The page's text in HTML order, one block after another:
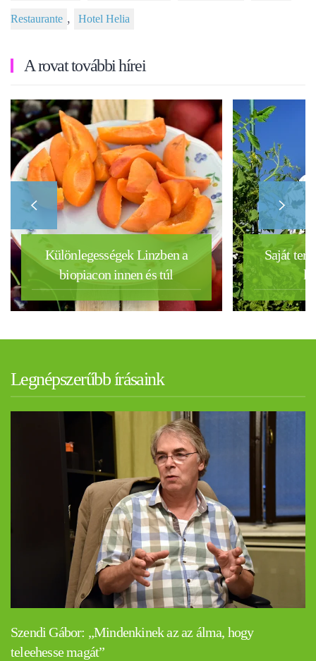
Restaurante , Hotel Helia
A rovat további hírei
Különlegességek Linzben a
biopiacon innen és túl
Saját
Legnépszerűbb írásaink
Szendi Gábor: „Mindenkinek az az álma, hogy
teleehesse magát”